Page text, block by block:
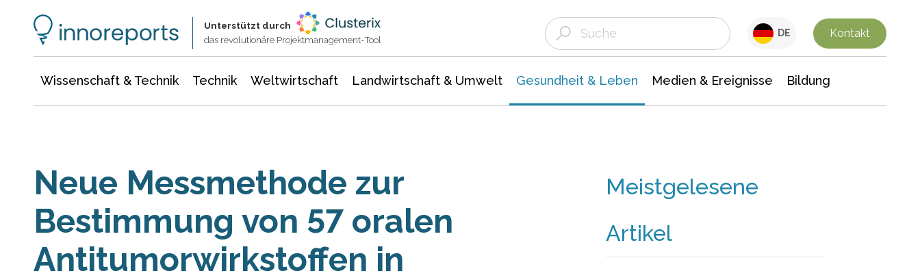
Unterstützt durch
das revolutionäre Projektmanagement-Tool
DE Kontakt
Wissenschaft & Technik Technik Weltwirtschaft Landwirtschaft & Umwelt Gesundheit & Leben Medien & Ereignisse Bildung
Neue Messmethode zur
Bestimmung von 57 oralen
Antitumorwirkstoffen in
Meistgelesene
Artikel